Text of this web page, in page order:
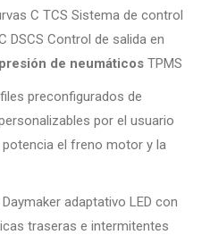
C TCS Sistema de control
Control de salida en
de neumáticos TPMS
preconfigurados de
por el usuario
el freno motor y la
adaptativo LED con
traseras e intermitentes